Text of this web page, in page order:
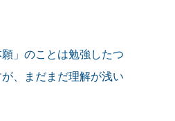
」のことは勉強したつ
、まだまだ理解が浅い